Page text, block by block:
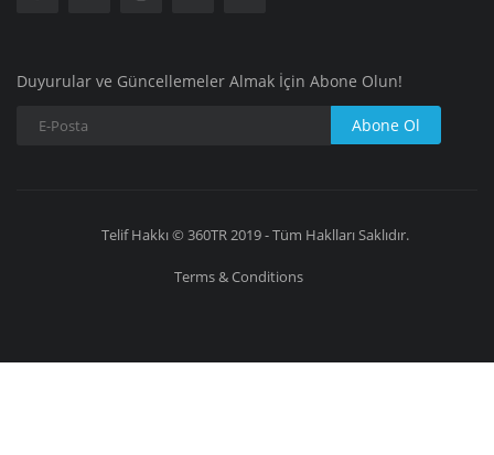
Duyurular ve Güncellemeler Almak İçin Abone Olun!
Abone Ol
Telif Hakkı © 360TR 2019 - Tüm Haklları Saklıdır.
Terms & Conditions